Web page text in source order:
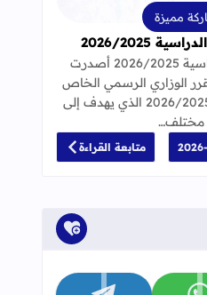
مميزة
2026/2025
مقرر تنظيم السنة الدراسية 2026/2025 أصدرت
الوزاري الرسمي الخاص
بتنظيم السنة الدراسية 2026/2025 الذي يهدف إلى
مختلف…
متابعة القراءة